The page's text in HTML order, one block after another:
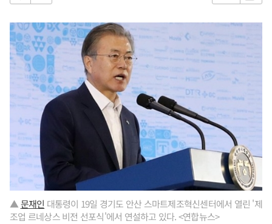
▲문재인 대통령이 19일 경기도 안산 스마트제조혁신센터에서 열린 '제
조업 르네상스 비전 선포식'에서 연설하고 있다. <연합뉴스>